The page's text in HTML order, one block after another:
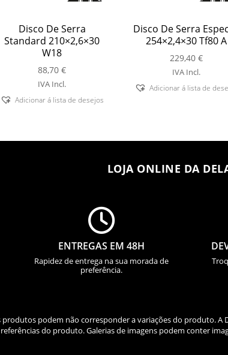
Disco De Serra
Standard 210×2,6×30
W18
88,70€
IVA Incl.
Adicionar á lista de desejos
Disco De Serra
254×2,4×30 Tf80 A
229,40€
IVA Incl.
Adicionar á lista de
LOJA ONLINE DA

ENTREGAS EM 48H
Rapidez de entrega na sua morada de
preferência.
podem não corresponder a variações do produto.
do produto. Galerias de imagens podem conter